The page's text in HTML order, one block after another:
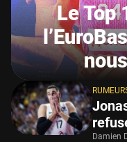
Le Top
Damien